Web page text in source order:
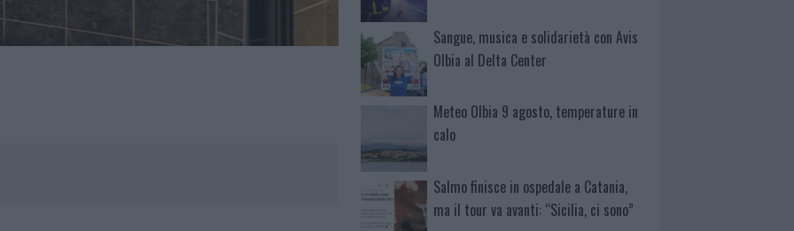
Sangue, musica e solidarietà con Avis
Olbia al Delta Center
Meteo Olbia 9 agosto, temperature in
calo
Salmo finisce in ospedale a Catania,
ma il tour va avanti: “Sicilia, ci sono”